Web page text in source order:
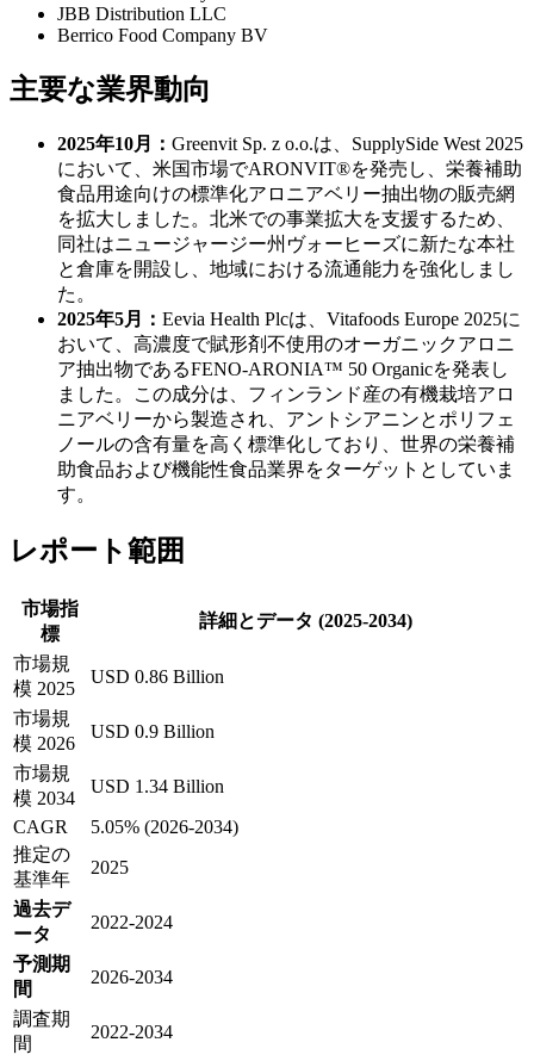
JBB Distribution LLC
Berrico Food Company BV
主要な業界動向
2025年10月： Greenvit Sp. z o.o.は、SupplySide West 2025
において、米国市場でARONVIT®を発売し、栄養補助
食品用途向けの標準化アロニアベリー抽出物の販売網
を拡大しました。北米での事業拡大を支援するため、
同社はニュージャージー州ヴォーヒーズに新たな本社
と倉庫を開設し、地域における流通能力を強化しまし
た。
2025年5月： Eevia Health Plcは、Vitafoods Europe 2025に
おいて、高濃度で賦形剤不使用のオーガニックアロニ
ア抽出物であるFENO-ARONIA™ 50 Organicを発表し
ました。この成分は、フィンランド産の有機栽培アロ
ニアベリーから製造され、アントシアニンとポリフェ
ノールの含有量を高く標準化しており、世界の栄養補
助食品および機能性食品業界をターゲットとしていま
す。
レポート範囲
市場指
標
詳細とデータ (2025-2034)
市場規
模 2025
USD 0.86 Billion
市場規
模 2026
USD 0.9 Billion
市場規
模 2034
USD 1.34 Billion
CAGR
5.05% (2026-2034)
推定の
基準年
2025
過去デ
ータ
2022-2024
予測期
間
2026-2034
調査期
間
2022-2034